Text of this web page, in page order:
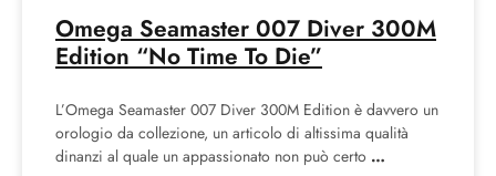
Omega Seamaster 007 Diver 300M
Edition “No Time To Die”
L’Omega Seamaster 007 Diver 300M Edition è davvero un
orologio da collezione, un articolo di altissima qualità
dinanzi al quale un appassionato non può certo